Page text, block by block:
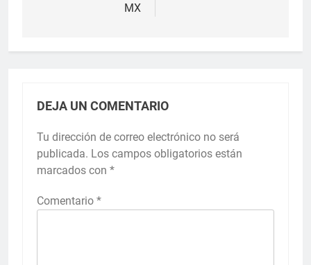
MX
DEJA UN COMENTARIO
Tu dirección de correo electrónico no será
publicada. Los campos obligatorios están
marcados con *
Comentario *